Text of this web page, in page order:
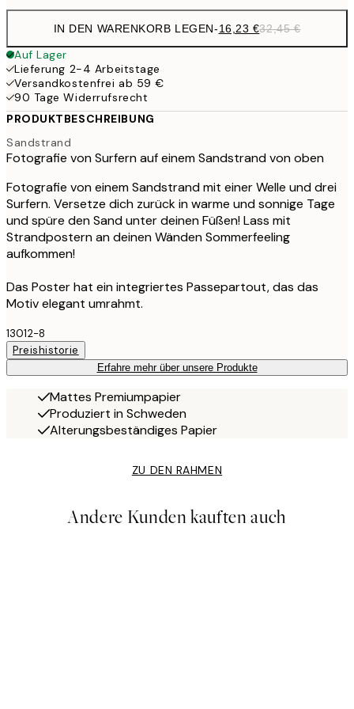
IN DEN WARENKORB LEGEN-16,23 €32,45 €
Auf Lager
Lieferung 2-4 Arbeitstage
Versandkostenfrei ab 59 €
90 Tage Widerrufsrecht
PRODUKTBESCHREIBUNG
Sandstrand
Fotografie von Surfern auf einem Sandstrand von oben
Fotografie von einem Sandstrand mit einer Welle und drei
Surfern. Versetze dich zurück in warme und sonnige Tage
und spüre den Sand unter deinen Füßen! Lass mit
Strandpostern an deinen Wänden Sommerfeeling
aufkommen!
Das Poster hat ein integriertes Passepartout, das das
Motiv elegant umrahmt.
13012-8
Preishistorie
Erfahre mehr über unsere Produkte
Mattes Premiumpapier
Produziert in Schweden
Alterungsbeständiges Papier
ZU DEN RAHMEN
Andere Kunden kauften auch